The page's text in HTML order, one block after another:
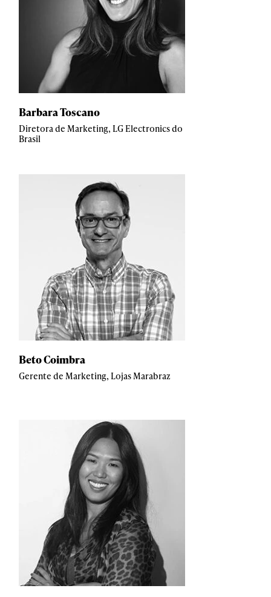
Barbara Toscano
Diretora de Marketing, LG Electronics do
Brasil
Beto Coimbra
Gerente de Marketing, Lojas Marabraz